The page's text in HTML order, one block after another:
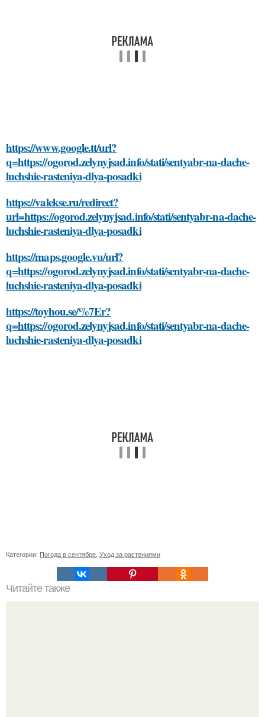
https://www.google.tt/url?
q=https://ogorod.zelynyjsad.info/stati/sentyabr-na-dache-
luchshie-rasteniya-dlya-posadki
https://valekse.ru/redirect?
url=https://ogorod.zelynyjsad.info/stati/sentyabr-na-dache-
luchshie-rasteniya-dlya-posadki
https://maps.google.vu/url?
q=https://ogorod.zelynyjsad.info/stati/sentyabr-na-dache-
luchshie-rasteniya-dlya-posadki
https://toyhou.se/%7Er?
q=https://ogorod.zelynyjsad.info/stati/sentyabr-na-dache-
luchshie-rasteniya-dlya-posadki
Категории: Погода в сентябре Уход за растениями
Читайте также